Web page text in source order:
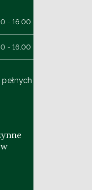
- 16.00
- 16.00